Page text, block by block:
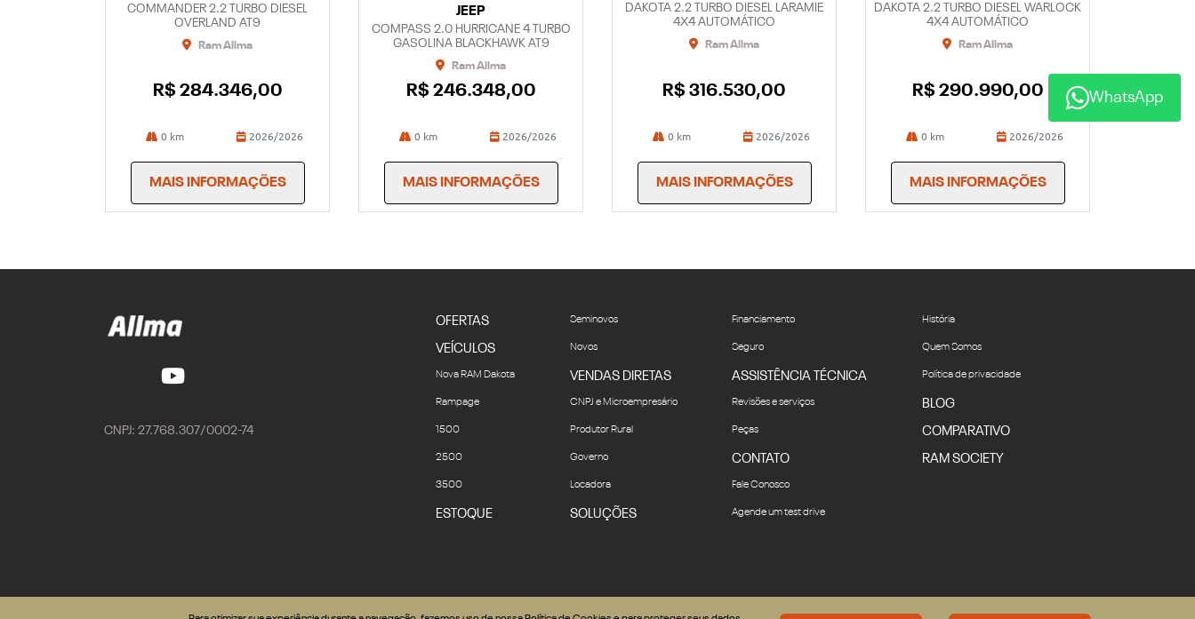
COMMANDER 2.2 TURBO DIESEL
OVERLAND AT9
Ram Allma
R$ 284.346,00
0 km 2026/2026
MAIS INFORMAÇÕES
JEEP
COMPASS 2.0 HURRICANE 4 TURBO
GASOLINA BLACKHAWK AT9
Ram Allma
R$ 246.348,00
0 km 2026/2026
MAIS INFORMAÇÕES
DAKOTA 2.2 TURBO DIESEL LARAMIE
4X4 AUTOMÁTICO
Ram Allma
R$ 316.530,00
0 km 2026/2026
MAIS INFORMAÇÕES
DAKOTA 2.2 TURBO DIESEL WARLOCK
4X4 AUTOMÁTICO
Ram Allma
R$ 290.990,00
0 km 2026/2026
MAIS INFORMAÇÕES
CNPJ: 27.768.307/0002-74
OFERTAS
VEÍCULOS
Nova RAM Dakota
Rampage
1500
2500
3500
ESTOQUE
Seminovos
Novos
VENDAS DIRETAS
CNPJ e Microempresário
Produtor Rural
Governo
Locadora
SOLUÇÕES
Financiamento
Seguro
ASSISTÊNCIA TÉCNICA
Revisões e serviços
Peças
CONTATO
Fale Conosco
Agende um test drive
História
Quem Somos
Política de privacidade
BLOG
COMPARATIVO
RAM SOCIETY
Desacelere. Seu bem maior é
WhatsApp